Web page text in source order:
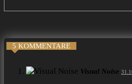
5 KOMMENTARE
Visual Noise